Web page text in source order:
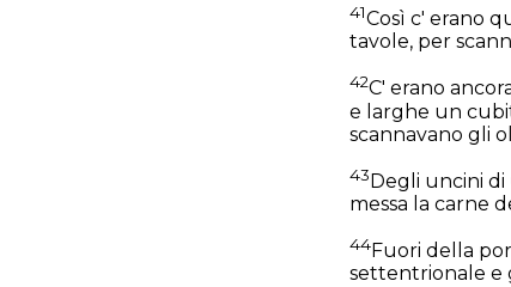
41Così c' erano
tavole, per
42C' erano
e larghe un
scannavano gli
43Degli uncini
messa la carne
44Fuori della
settentrionale e